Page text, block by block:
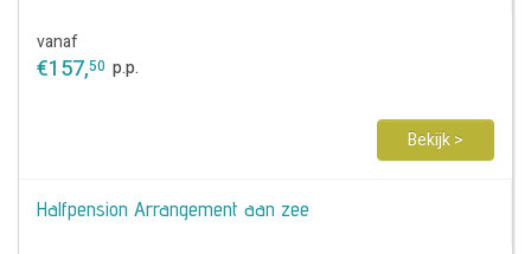
vanaf
€157,50 p.p.
Bekijk >
Halfpension Arrangement aan zee